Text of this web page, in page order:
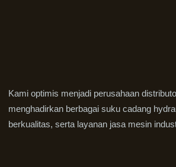
Kami optimis menjadi perusahaan
menghadirkan berbagai suku cadang
berkualitas, serta layanan jasa mesin